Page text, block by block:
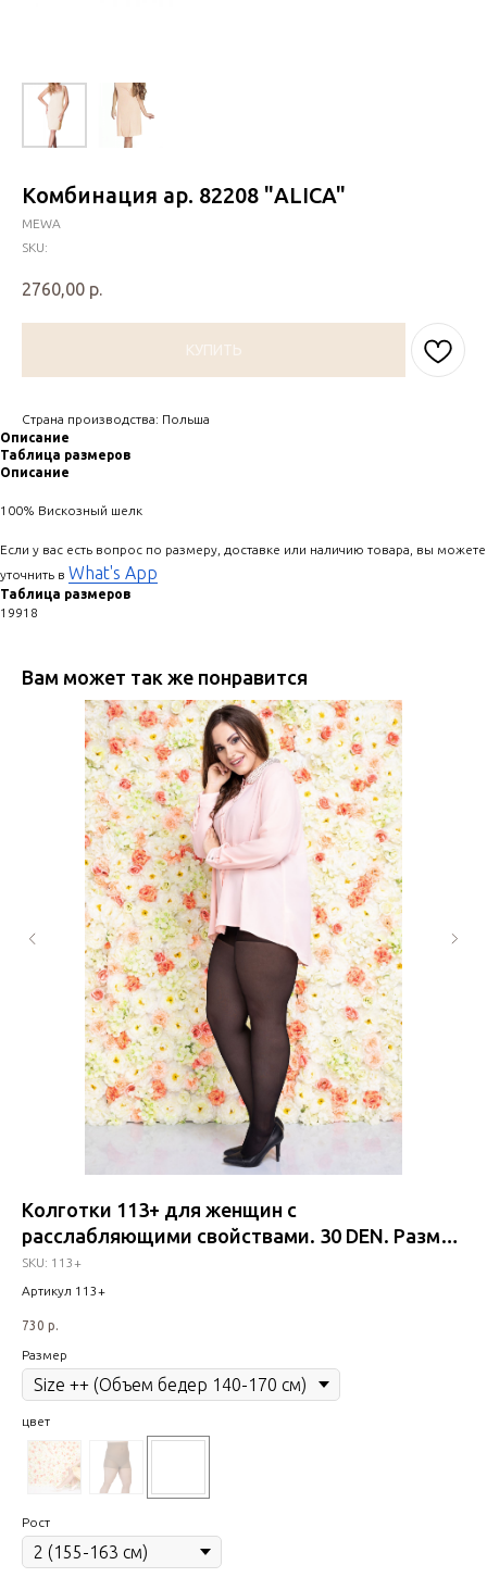
Комбинация ар. 82208 "ALICA"
MEWA
SKU:
2760,00 р.
КУПИТЬ
Страна производства: Польша
Описание
Таблица размеров
Описание
100% Вискозный шелк
Если у вас есть вопрос по размеру, доставке или наличию товара, вы можете
уточнить в What's App
Таблица размеров
19918
Вам может так же понравится
Колготки 113+ для женщин с
расслабляющими свойствами. 30 DEN. Размер
Size+ (Объем бедер до 130 см)
SKU: 113+
Артикул 113+
730 р.
Размер
цвет
Рост